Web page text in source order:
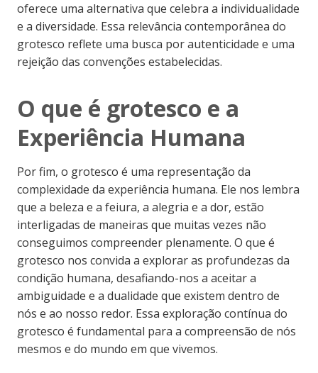
oferece uma alternativa que celebra a individualidade
e a diversidade. Essa relevância contemporânea do
grotesco reflete uma busca por autenticidade e uma
rejeição das convenções estabelecidas.
O que é grotesco e a
Experiência Humana
Por fim, o grotesco é uma representação da
complexidade da experiência humana. Ele nos lembra
que a beleza e a feiura, a alegria e a dor, estão
interligadas de maneiras que muitas vezes não
conseguimos compreender plenamente. O que é
grotesco nos convida a explorar as profundezas da
condição humana, desafiando-nos a aceitar a
ambiguidade e a dualidade que existem dentro de
nós e ao nosso redor. Essa exploração contínua do
grotesco é fundamental para a compreensão de nós
mesmos e do mundo em que vivemos.